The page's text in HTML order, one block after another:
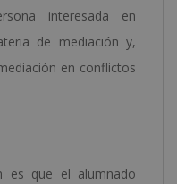
interesada en
de mediación y,
en conflictos
es que el alumnado